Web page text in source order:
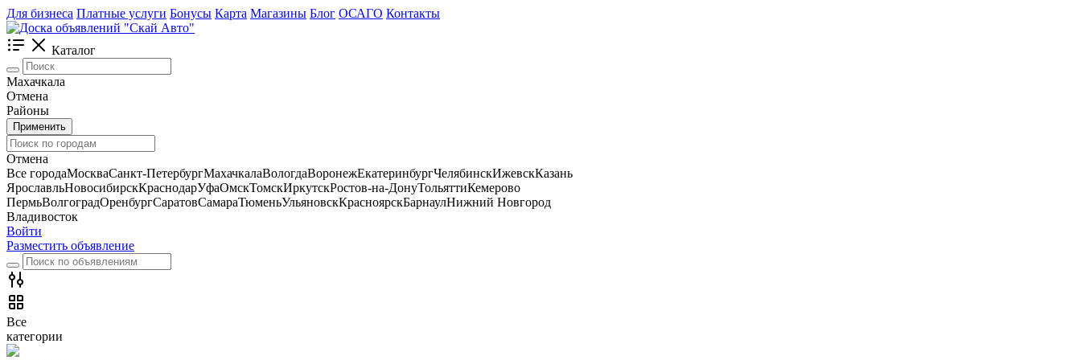
Для бизнеса Платные услуги Бонусы Карта Магазины Блог ОСАГО Контакты
Каталог
Махачкала
Отмена
Районы
Применить
Отмена
Все городаМоскваСанкт-ПетербургМахачкалаВологдаВоронежЕкатеринбургЧелябинскИжевскКазань
ЯрославльНовосибирскКраснодарУфаОмскТомскИркутскРостов-на-ДонуТольяттиКемерово
ПермьВолгоградОренбургСаратовСамараТюменьУльяновскКрасноярскБарнаулНижний Новгород
Владивосток
Войти
Разместить объявление
Все
категории